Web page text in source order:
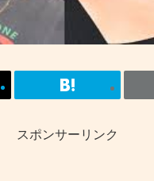
スポンサーリンク